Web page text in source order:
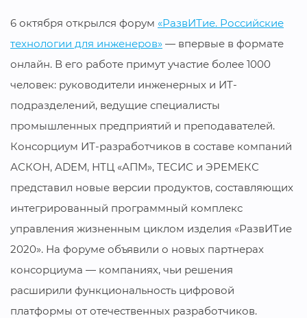
6 октября открылся форум «РазвИТие. Российские
технологии для инженеров» — впервые в формате
онлайн. В его работе примут участие более 1000
человек: руководители инженерных и ИТ-
подразделений, ведущие специалисты
промышленных предприятий и преподавателей.
Консорциум ИТ-разработчиков в составе компаний
АСКОН, ADEM, НТЦ «АПМ», ТЕСИС и ЭРЕМЕКС
представил новые версии продуктов, составляющих
интегрированный программный комплекс
управления жизненным циклом изделия «РазвИТие
2020». На форуме объявили о новых партнерах
консорциума — компаниях, чьи решения
расширили функциональность цифровой
платформы от отечественных разработчиков.